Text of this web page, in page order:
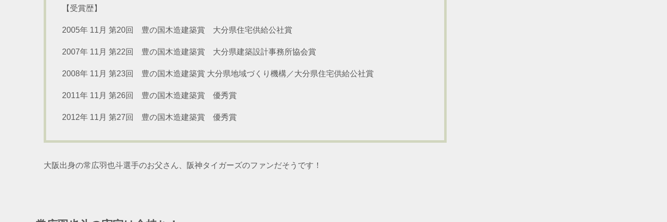
【受賞歴】
2005年 11月 第20回 豊の国木造建築賞 大分県住宅供給公社賞
2007年 11月 第22回 豊の国木造建築賞 大分県建築設計事務所協会賞
2008年 11月 第23回 豊の国木造建築賞 大分県地域づくり機構／大分県住宅供給公社賞
2011年 11月 第26回 豊の国木造建築賞 優秀賞
2012年 11月 第27回 豊の国木造建築賞 優秀賞
大阪出身の常広羽也斗選手のお父さん、阪神タイガーズのファンだそうです！